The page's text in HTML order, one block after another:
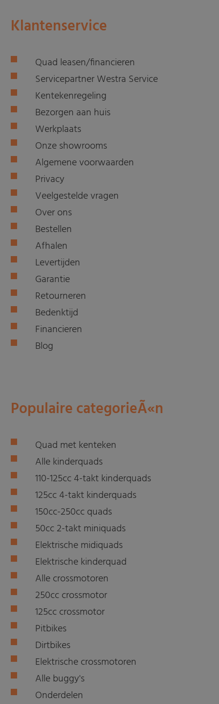
Klantenservice
Quad leasen/financieren
Servicepartner Westra Service
Kentekenregeling
Bezorgen aan huis
Werkplaats
Onze showrooms
Algemene voorwaarden
Privacy
Veelgestelde vragen
Over ons
Bestellen
Afhalen
Levertijden
Garantie
Retourneren
Bedenktijd
Financieren
Blog
Populaire categorieÃ«n
Quad met kenteken
Alle kinderquads
110-125cc 4-takt kinderquads
125cc 4-takt kinderquads
150cc-250cc quads
50cc 2-takt miniquads
Elektrische midiquads
Elektrische kinderquad
Alle crossmotoren
250cc crossmotor
125cc crossmotor
Pitbikes
Dirtbikes
Elektrische crossmotoren
Alle buggy's
Onderdelen